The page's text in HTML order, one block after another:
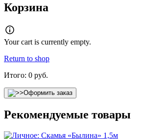
Корзина
Your cart is currently empty.
Return to shop
Итого: 0 руб.
Оформить заказ
Рекомендуемые товары